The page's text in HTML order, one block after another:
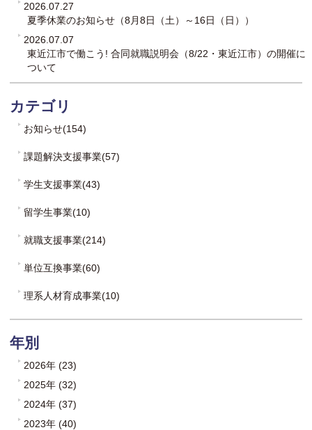
2026.07.27
夏季休業のお知らせ（8月8日（土）～16日（日））
2026.07.07
東近江市で働こう! 合同就職説明会（8/22・東近江市）の開催に
ついて
カテゴリ
お知らせ(154)
課題解決支援事業(57)
学生支援事業(43)
留学生事業(10)
就職支援事業(214)
単位互換事業(60)
理系人材育成事業(10)
年別
2026年 (23)
2025年 (32)
2024年 (37)
2023年 (40)